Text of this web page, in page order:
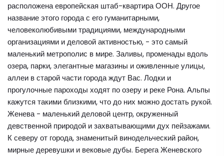
расположена европейская штаб-квартира ООН. Другое
название этого города с его гуманитарными,
человеколюбивыми традициями, международными
организациями и деловой активностью, - это самый
маленький метрополис в мире. Заливы, променады вдоль
озера, парки, элегантные магазины и оживленные улицы,
аллеи в старой части города ждут Вас. Лодки и
прогулочные пароходы ходят по озеру и реке Рона. Альпы
кажутся такими близкими, что до них можно достать рукой.
Женева - маленький деловой центр, окруженный
девственной природой и захватывающими дух пейзажами.
К северу от города, знаменитый винодельческий район,
мирные деревушки и вековые дубы. Берега Женевского